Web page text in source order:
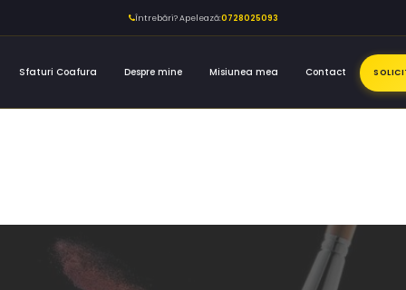
Întrebări? Apelează:0728025093
Sfaturi Coafura Despre mine Misiunea mea Contact